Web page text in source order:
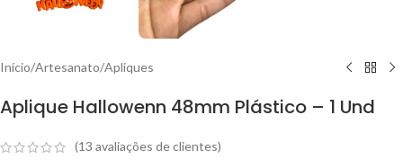
Início/Artesanato/Apliques
Aplique Hallowenn 48mm Plástico – 1 Und
(13 avaliações de clientes)